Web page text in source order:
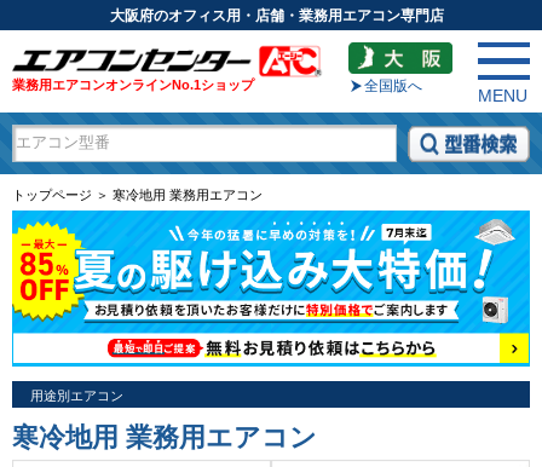
大阪府のオフィス用・店舗・業務用エアコン専門店
業務用エアコンオンラインNo.1ショップ 全国版へ
MENU
トップページ ＞ 寒冷地用 業務用エアコン
用途別エアコン
寒冷地用 業務用エアコン